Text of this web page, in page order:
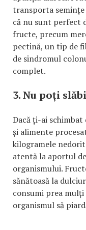
transporta semințe
că nu sunt perfect
fructe, precum
pectină, un tip de
de sindromul
complet.
3. Nu poți slăbi
Dacă ți-ai
și alimente
kilogramele
atentă la aportul
organismului.
sănătoasă la
consumi prea
organismul să